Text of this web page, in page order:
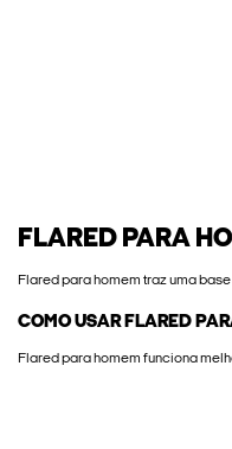
FLARED PARA
Flared para homem traz uma
COMO USAR FLARED
Flared para homem funciona